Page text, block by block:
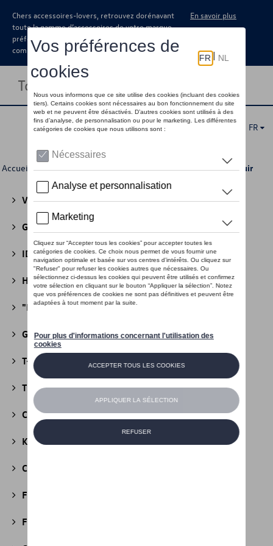
Chers accessoires-lovers, retrouvez dorénavant
toute la gamme d’accessoires de votre marque
préférée sous forme de catalogue à
commander auprès de votre concessionaire.
En savoir plus
Toggle navigation
FR
Accueil >Pour vous >Business Collection >Accessoires > Cuir
Volkswagen Collection(30)
GTI Collection
ID Collection(22)
Héritage Collection(13)
"R" Collection(19)
Golf Collection(24)
T-Roc Collection(18)
Tiguan Collection(5)
California Collection(18)
Kids Collection
Cobi
Fire & Ice Collection
Football Collection